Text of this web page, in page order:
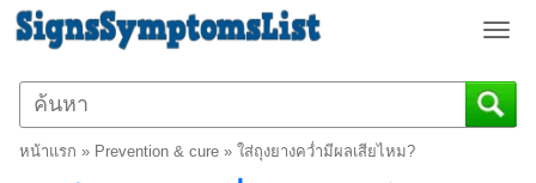
T
g
g
หน้าแรก » Prevention & cure » ใส่ถุงยางคว่ำมีผลเสียไหม?